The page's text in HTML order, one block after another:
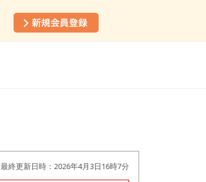
最終更新日時：2026年4月3日16時7分